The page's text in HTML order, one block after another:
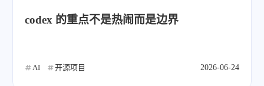
codex 的重点不是热闹而是边界
AI 开源项目 2026-06-24